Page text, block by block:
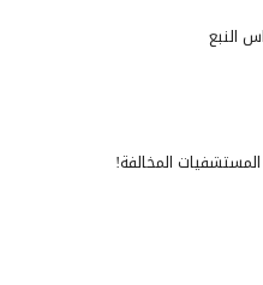
النبع
المخالفة!